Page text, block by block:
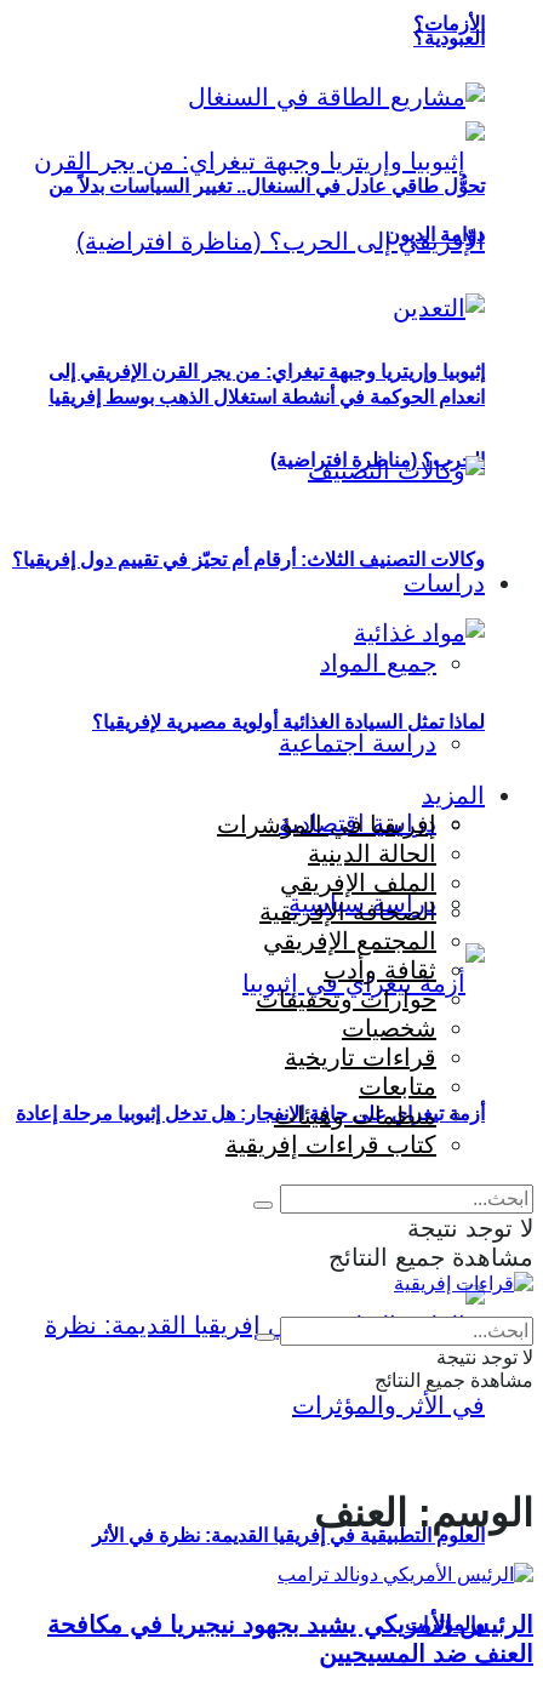
العبودية؟
إثيوبيا وإريتريا وجبهة تيغراي: من يجر القرن الإفريقي إلى
الحرب؟ (مناظرة افتراضية)
دراسات
جميع المواد
دراسة اجتماعية
دراسة اقتصادية
دراسة سياسية
أزمة تيغراي على حافة الانفجار: هل تدخل إثيوبيا مرحلة إعادة
إنتاج الحرب؟
العلوم التطبيقية في إفريقيا القديمة: نظرة في الأثر
والمؤثرات
الأزمات؟
تحوُّل طاقي عادل في السنغال.. تغيير السياسات بدلاً من
دوّامة الديون
انعدام الحوكمة في أنشطة استغلال الذهب بوسط إفريقيا
وكالات التصنيف الثلاث: أرقام أم تحيّز في تقييم دول إفريقيا؟
لماذا تمثل السيادة الغذائية أولوية مصيرية لإفريقيا؟
المزيد
إفريقيا في المؤشرات
الحالة الدينية
الملف الإفريقي
الصحافة الإفريقية
المجتمع الإفريقي
ثقافة وأدب
حوارات وتحقيقات
شخصيات
قراءات تاريخية
متابعات
منظمات وهيئات
كتاب قراءات إفريقية
لا توجد نتيجة
مشاهدة جميع النتائج
لا توجد نتيجة
مشاهدة جميع النتائج
الوسم: العنف
الرئيس الأمريكي يشيد بجهود نيجيريا في مكافحة
العنف ضد المسيحيين